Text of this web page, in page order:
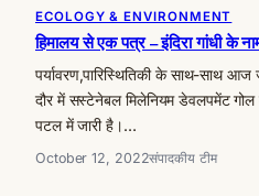
ECOLOGY & ENVIRONMENT
हिमालय से एक पत्र – इंदिरा गांधी के
पर्यावरण,पारिस्थितिकी के साथ-साथ
दौर में सस्टेनेबल मिलेनियम डेवलपमेंट गोल
पटल में जारी है।…
October 12, 2022संपादकीय टीम